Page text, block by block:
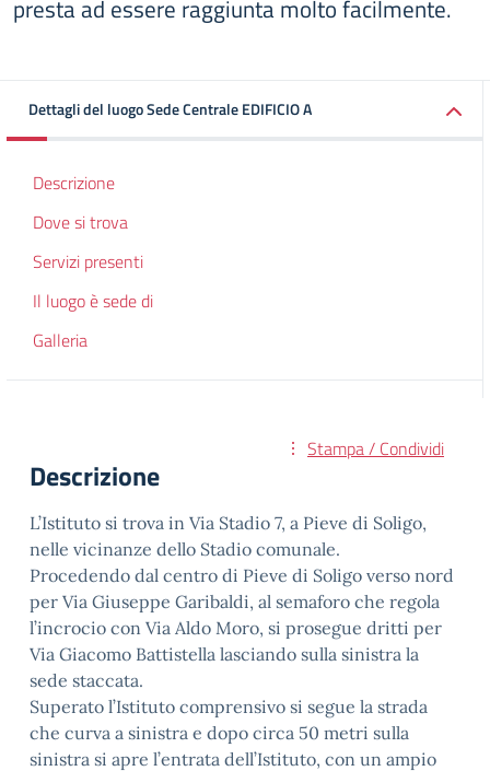
presta ad essere raggiunta molto facilmente.
Dettagli del luogo Sede Centrale EDIFICIO A
Descrizione
Dove si trova
Servizi presenti
Il luogo è sede di
Galleria
Stampa / Condividi
Descrizione
L’Istituto si trova in Via Stadio 7, a Pieve di Soligo,
nelle vicinanze dello Stadio comunale.
Procedendo dal centro di Pieve di Soligo verso nord
per Via Giuseppe Garibaldi, al semaforo che regola
l’incrocio con Via Aldo Moro, si prosegue dritti per
Via Giacomo Battistella lasciando sulla sinistra la
sede staccata.
Superato l’Istituto comprensivo si segue la strada
che curva a sinistra e dopo circa 50 metri sulla
sinistra si apre l’entrata dell’Istituto, con un ampio